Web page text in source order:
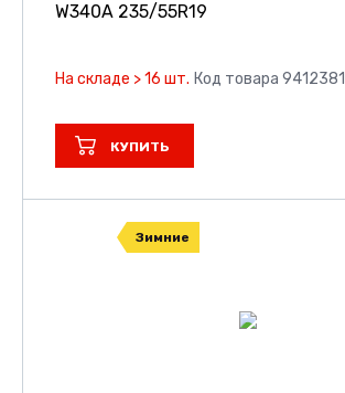
W340A 235/55R19
На складе > 16 шт. Код товара 9412381
КУПИТЬ
Зимние